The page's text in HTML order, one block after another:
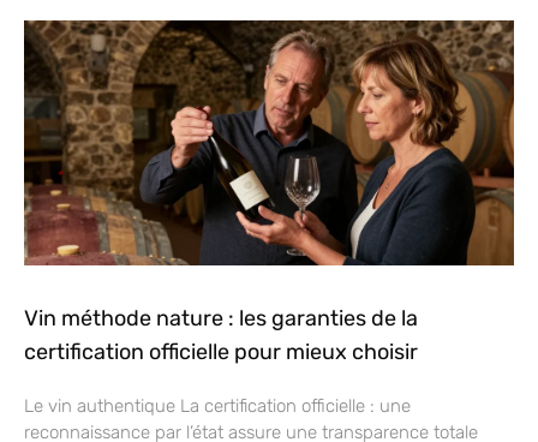
Vin méthode nature : les garanties de la
certification officielle pour mieux choisir
Le vin authentique La certification officielle : une
reconnaissance par l’état assure une transparence totale